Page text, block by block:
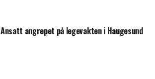
Ansatt angrepet på legevakten i Haugesund